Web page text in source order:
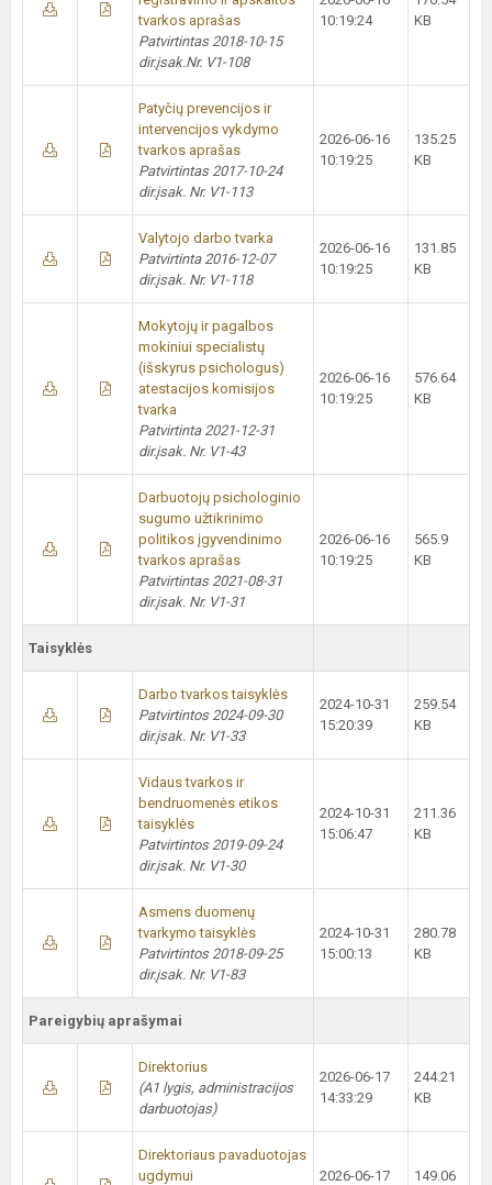
tvarkos aprašas
Patvirtintas 2018-10-15
dir.įsak.Nr. V1-108
10:19:24
KB
Patyčių prevencijos ir
intervencijos vykdymo
tvarkos aprašas
Patvirtintas 2017-10-24
dir.įsak. Nr. V1-113
2026-06-16
10:19:25
135.25
KB
Valytojo darbo tvarka
Patvirtinta 2016-12-07
dir.įsak. Nr. V1-118
2026-06-16
10:19:25
131.85
KB
Mokytojų ir pagalbos
mokiniui specialistų
(išskyrus psichologus)
atestacijos komisijos
tvarka
Patvirtinta 2021-12-31
dir.įsak. Nr. V1-43
2026-06-16
10:19:25
576.64
KB
Darbuotojų psichologinio
sugumo užtikrinimo
politikos įgyvendinimo
tvarkos aprašas
Patvirtintas 2021-08-31
dir.įsak. Nr. V1-31
2026-06-16
10:19:25
565.9
KB
Taisyklės
Darbo tvarkos taisyklės
Patvirtintos 2024-09-30
dir.įsak. Nr. V1-33
2024-10-31
15:20:39
259.54
KB
Vidaus tvarkos ir
bendruomenės etikos
taisyklės
Patvirtintos 2019-09-24
dir.įsak. Nr. V1-30
2024-10-31
15:06:47
211.36
KB
Asmens duomenų
tvarkymo taisyklės
Patvirtintos 2018-09-25
dir.įsak. Nr. V1-83
2024-10-31
15:00:13
280.78
KB
Pareigybių aprašymai
Direktorius
(A1 lygis, administracijos
darbuotojas)
2026-06-17
14:33:29
244.21
KB
Direktoriaus pavaduotojas
ugdymui
2026-06-17
149.06